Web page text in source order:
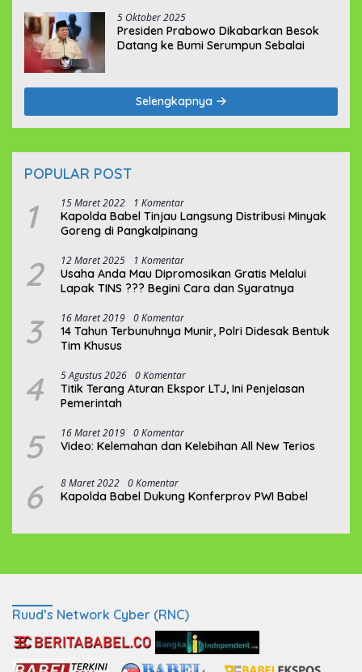
5 Oktober 2025
Presiden Prabowo Dikabarkan Besok
Datang ke Bumi Serumpun Sebalai
Selengkapnya
POPULAR POST
1 15 Maret 2022 1 Komentar
Kapolda Babel Tinjau Langsung Distribusi Minyak
Goreng di Pangkalpinang
2 12 Maret 2025 1 Komentar
Usaha Anda Mau Dipromosikan Gratis Melalui
Lapak TINS ??? Begini Cara dan Syaratnya
3 16 Maret 2019 0 Komentar
14 Tahun Terbunuhnya Munir, Polri Didesak Bentuk
Tim Khusus
4 5 Agustus 2026 0 Komentar
Titik Terang Aturan Ekspor LTJ, Ini Penjelasan
Pemerintah
5 16 Maret 2019 0 Komentar
Video: Kelemahan dan Kelebihan All New Terios
6 8 Maret 2022 0 Komentar
Kapolda Babel Dukung Konferprov PWI Babel
Ruud’s Network Cyber (RNC)